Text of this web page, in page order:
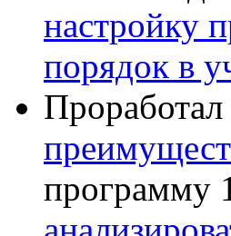
настройку
порядок в
программу